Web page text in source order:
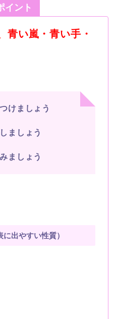
イント
青い嵐・青い手・
けましょう
ましょう
ましょう
に出やすい性質）